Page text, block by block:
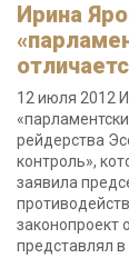
Ирина
12 июля 2012
рейдерства
контроль»,
заявила
законопроект
представлял